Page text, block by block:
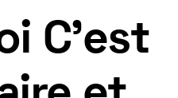
C’est